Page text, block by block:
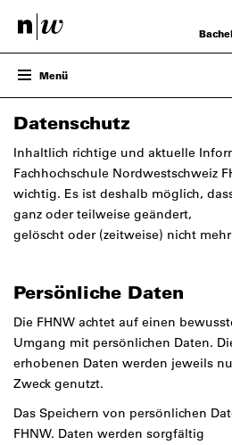
Menü
ENTWURF – FS26
PROJEKTE
Datenschutz
Inhaltlich richtige und aktuelle
Fachhochschule Nordwestschweiz
wichtig. Es ist deshalb möglich,
ganz oder teilweise geändert,
gelöscht oder (zeitweise) nicht
Persönliche Daten
Die FHNW achtet auf einen
Umgang mit persönlichen Daten.
erhobenen Daten werden jeweils
Zweck genutzt.
Das Speichern von persönlichen
FHNW. Daten werden sorgfältig